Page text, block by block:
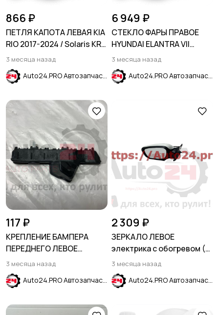
866 ₽
ПЕТЛЯ КАПОТА ЛЕВАЯ KIA
RIO 2017-2024 / Solaris KRS
24-
3 месяца назад
Auto24.PRO Автозапчасти
6 949 ₽
СТЕКЛО ФАРЫ ПРАВОЕ
HYUNDAI ELANTRA VII
(CN7) 2024-
3 месяца назад
Auto24.PRO Автозапчасти
117 ₽
КРЕПЛЕНИЕ БАМПЕРА
ПЕРЕДНЕГО ЛЕВОЕ
HYUNDAI SOLARIS 2017-
2024
3 месяца назад
Auto24.PRO Автозапчасти
2 309 ₽
ЗЕРКАЛО ЛЕВОЕ
электрика с обогревом (5
контактов) HYUNDAI
SOLARIS 2011-2017
3 месяца назад
Auto24.PRO Автозапчасти